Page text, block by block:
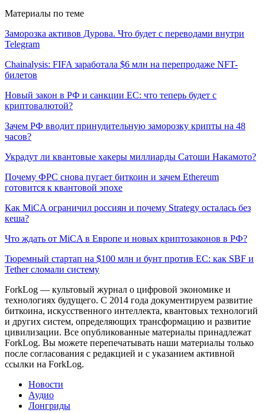
Материалы по теме
Заморозка активов Дурова. Что будет с переводами внутри
Telegram
Chainalysis: FIFA заработала $6 млн на перепродаже NFT-
билетов
Новый закон в РФ и санкции ЕС: что теперь будет с
криптовалютой?
Зачем РФ вводит принудительную заморозку крипты на 48
часов?
Украдут ли квантовые хакеры миллиарды Сатоши Накамото?
Почему ФРС снова пугает биткоин и зачем Ethereum
готовится к квантовой эпохе
Как MiCA ограничил россиян и почему Strategy осталась без
кеша?
Что ждать от MiCA в Европе и новых криптозаконов в РФ?
Тюремный стартап на $100 млн и бунт против ЕС: как SBF и
Tether сломали систему
ForkLog — культовый журнал о цифровой экономике и
технологиях будущего. С 2014 года документируем развитие
биткоина, искусственного интеллекта, квантовых технологий
и других систем, определяющих трансформацию и развитие
цивилизации. Все опубликованные материалы принадлежат
ForkLog. Вы можете перепечатывать наши материалы только
после согласования с редакцией и с указанием активной
ссылки на ForkLog.
Новости
Аудио
Лонгриды